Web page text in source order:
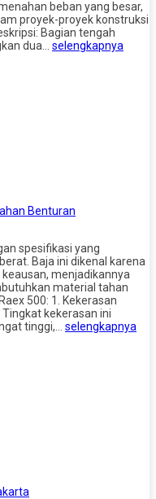
beban yang besar,
proyek-proyek konstruksi
Bagian tengah
dua… selengkapnya
Benturan
spesifikasi yang
Baja ini dikenal karena
menjadikannya
material tahan
500: 1. Kekerasan
kekerasan ini
tinggi,… selengkapnya